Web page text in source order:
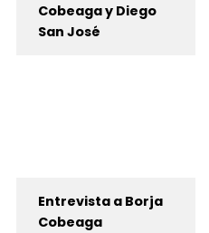
Cobeaga y Diego
San José
Entrevista a Borja
Cobeaga